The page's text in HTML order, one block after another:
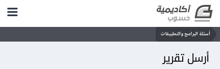
أسئلة البرامج والتطبيقات
أرسل تقرير